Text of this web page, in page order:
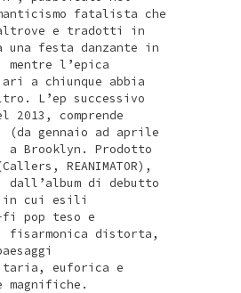
fatalista che
e tradotti in
festa danzante in
l’epica
a chiunque abbia
L’ep successivo
comprende
gennaio ad aprile
Brooklyn. Prodotto
REANIMATOR),
di debutto
in cui esili
fi pop teso e
fisarmonica distorta,
euforica e